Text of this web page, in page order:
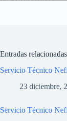
Entradas relacionadas
Servicio Técnico
23 diciembre,
Servicio Técnico